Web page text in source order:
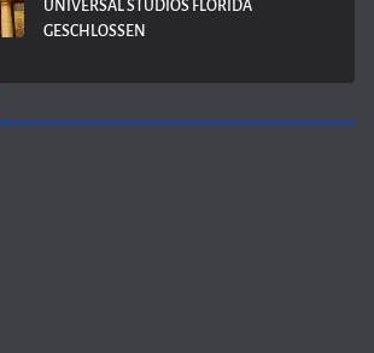
UNIVERSAL STUDIOS FLORIDA
GESCHLOSSEN